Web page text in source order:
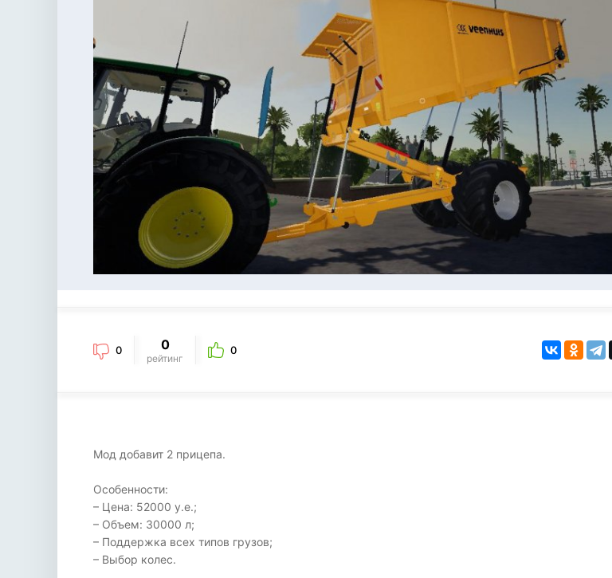
KINGDOM COME:
DELIVERANCE
бродилка
0 0
рейтинг
0
Мод добавит 2 прицепа.
Особенности:
– Цена: 52000 у.е.;
– Объем: 30000 л;
– Поддержка всех типов грузов;
– Выбор колес.